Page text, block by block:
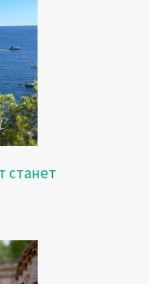
станет